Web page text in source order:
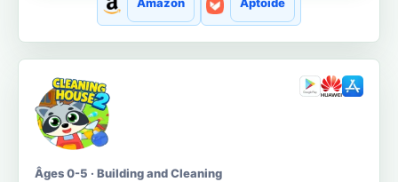
Âges 0-5 · Building and Cleaning